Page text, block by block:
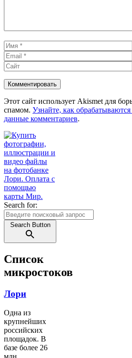
Имя
Этот сайт использует Akismet для
спамом. Узнайте, как
данные комментариев.
Search for:
Search Button
Список
микростоков
Лори
Одна из
крупнейших
российских
площадок. В
базе более 26
млн.